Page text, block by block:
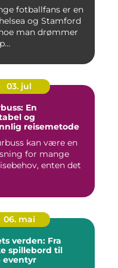
fotballfans er en
og Stamford
man drømmer
03. jul
En
og
reisemetode
kan være en
for mange
enten det
06. mai
verden: Fra
spillebord til
eventyr